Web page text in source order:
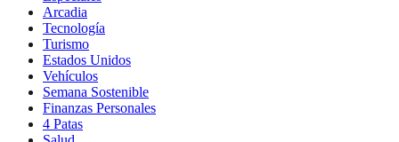
Arcadia
Tecnología
Turismo
Estados Unidos
Vehículos
Semana Sostenible
Finanzas Personales
4 Patas